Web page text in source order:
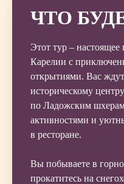
ЧТО
Этот тур –
Карелии с
открытиями. Вас
историческому
по Ладожским
активностями и
в ресторане.
Вы побываете в
прокатитесь на